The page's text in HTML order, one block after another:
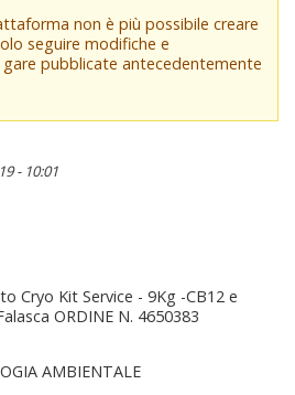
non è più possibile creare
seguire modifiche e
pubblicate antecedentemente
- 10:01
Cryo Kit Service - 9Kg -CB12 e
ORDINE N. 4650383
AMBIENTALE